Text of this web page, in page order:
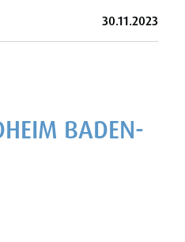
30.11.2023
BADEN-